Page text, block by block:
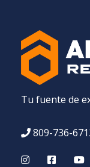
Tu fuente de
809-736-